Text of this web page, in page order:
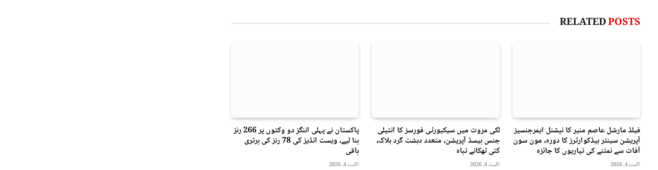
RELATEDPOSTS
فیلڈ مارشل عاصم منیر کا نیشنل ایمرجنسیز
آپریشن سینٹر ہیڈکوارٹرز کا دورہ، مون سون
آفات سے نمٹنے کی تیاریوں کا جائزہ
اگست 4, 2026
لکی مروت میں سیکیورٹی فورسز کا انٹیلی
جنس بیسڈ آپریشن، متعدد دہشت گرد ہلاک،
کئی ٹھکانے تباہ
اگست 4, 2026
پاکستان نے پہلی اننگز دو وکٹوں پر 266 رنز
بنا لیے، ویسٹ انڈیز کی 78 رنز کی برتری
باقی
اگست 4, 2026